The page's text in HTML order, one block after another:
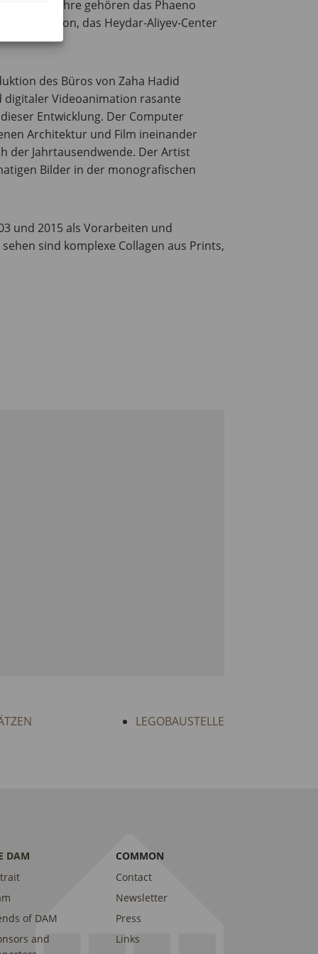
jener Jahre gehören das Phaeno
in London, das Heydar-Aliyev-Center
des Büros von Zaha Hadid
Videoanimation rasante
Entwicklung. Der Computer
Architektur und Film ineinander
der Jahrtausendwende. Der Artist
Bilder in der monografischen
und 2015 als Vorarbeiten und
sind komplexe Collagen aus Prints,
LEGOBAUSTELLE
DAM
of DAM
and
COMMON
Contact
Newsletter
Press
Links